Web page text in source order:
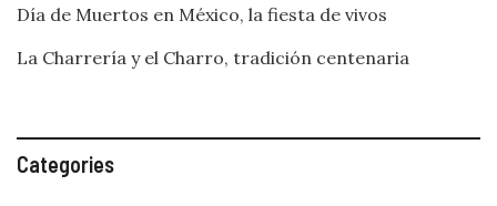
Día de Muertos en México, la fiesta de vivos
La Charrería y el Charro, tradición centenaria
Categories